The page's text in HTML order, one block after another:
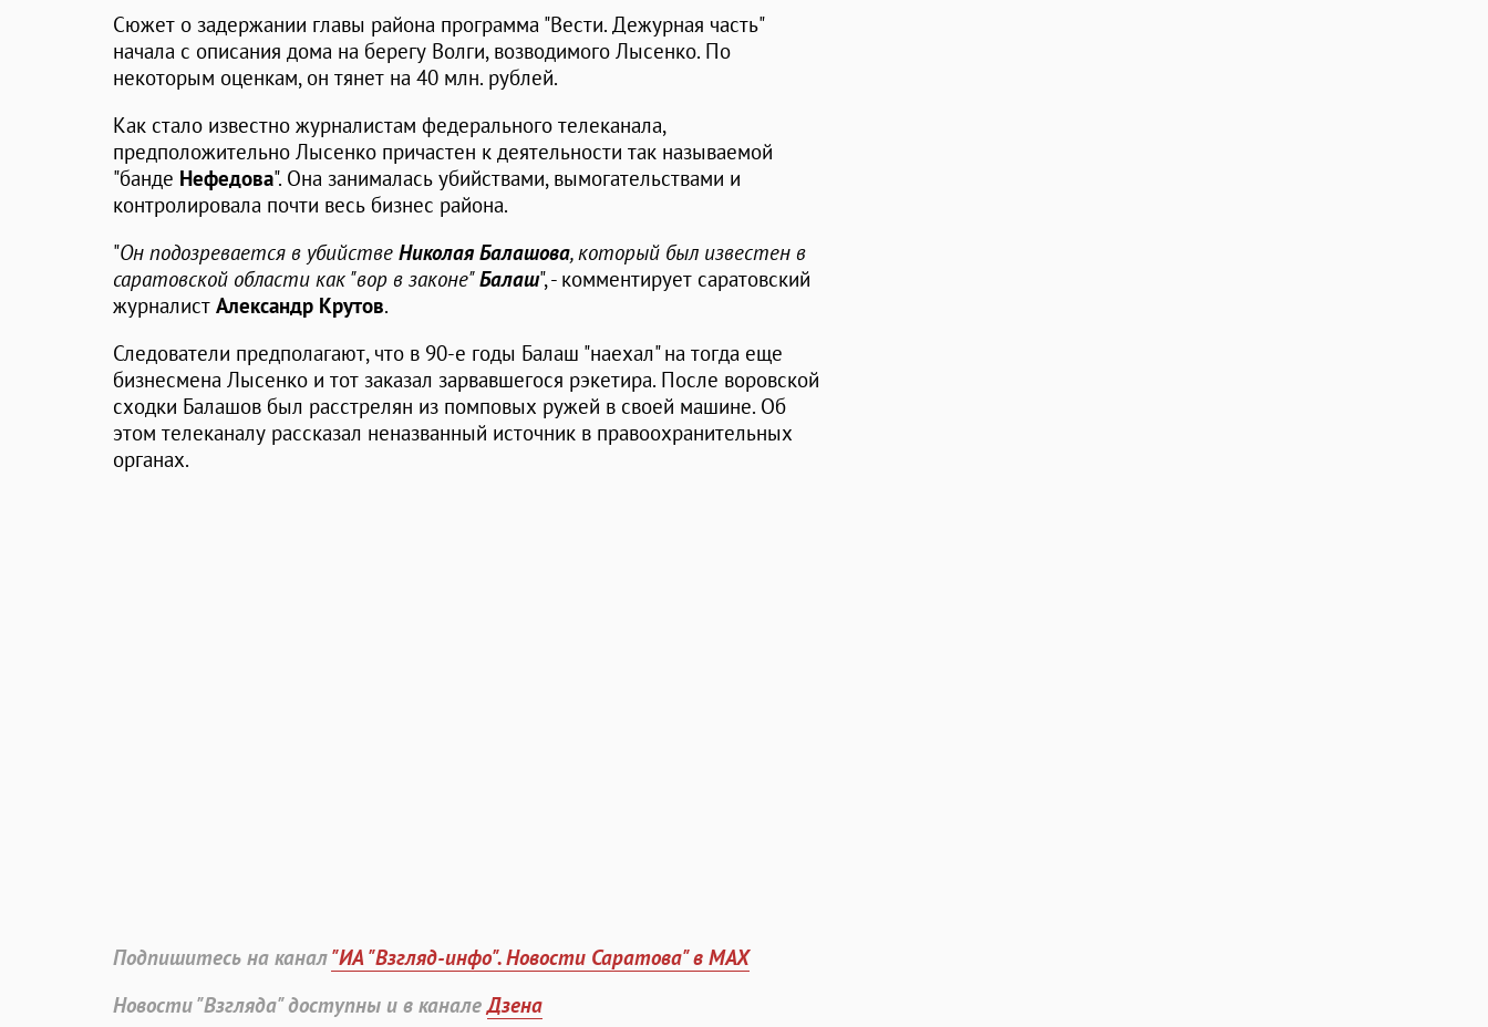
Сюжет о задержании главы района программа "Вести. Дежурная часть"
начала с описания дома на берегу Волги, возводимого Лысенко. По
некоторым оценкам, он тянет на 40 млн. рублей.
Как стало известно журналистам федерального телеканала,
предположительно Лысенко причастен к деятельности так называемой
"банде Нефедова". Она занималась убийствами, вымогательствами и
контролировала почти весь бизнес района.
"Он подозревается в убийстве Николая Балашова, который был известен в
саратовской области как "вор в законе"Балаш", - комментирует саратовский
журналист Александр Крутов.
Следователи предполагают, что в 90-е годы Балаш "наехал" на тогда еще
бизнесмена Лысенко и тот заказал зарвавшегося рэкетира. После воровской
сходки Балашов был расстрелян из помповых ружей в своей машине. Об
этом телеканалу рассказал неназванный источник в правоохранительных
органах.
Подпишитесь на канал"ИА "Взгляд-инфо". Новости Саратова" в MAX
Новости "Взгляда" доступны и в каналеДзена